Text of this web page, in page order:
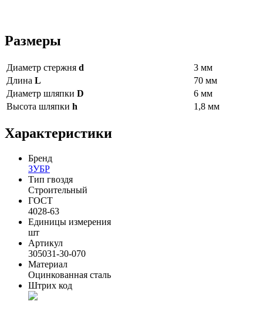
Размеры
Диаметр стержня d
3 мм
Длина L
70 мм
Диаметр шляпки D
6 мм
Высота шляпки h 1,8 мм
Характеристики
Бренд
ЗУБР
Тип гвоздя
Строительный
ГОСТ
4028-63
Единицы измерения
шт
Артикул
305031-30-070
Материал
Оцинкованная сталь
Штрих код